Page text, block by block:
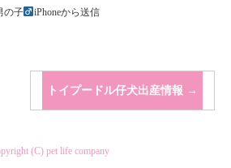
の子 iPhoneから送信
トイプードル仔犬出産情報 →
(C) pet life company